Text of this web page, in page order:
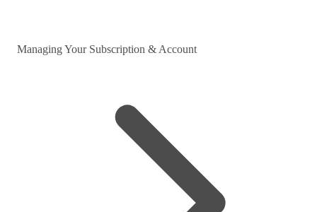
Managing Your Subscription & Account